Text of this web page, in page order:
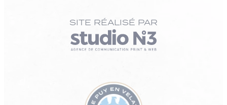
SITE RÉALISÉ PAR